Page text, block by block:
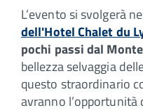
L’evento si svolgerà
dell'Hotel Chalet du
pochi passi dal
bellezza selvaggia
questo straordinario
avranno